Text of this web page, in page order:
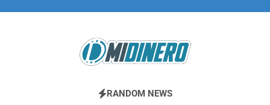
Midinero.co
Fintech, Criptomonedas
RANDOM NEWS